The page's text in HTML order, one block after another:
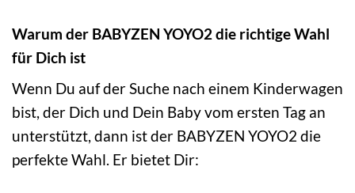
Warum der BABYZEN YOYO2 die richtige Wahl
für Dich ist
Wenn Du auf der Suche nach einem Kinderwagen
bist, der Dich und Dein Baby vom ersten Tag an
unterstützt, dann ist der BABYZEN YOYO2 die
perfekte Wahl. Er bietet Dir: